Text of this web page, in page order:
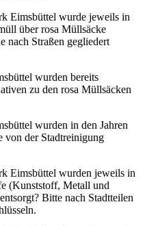
Eimsbüttel wurde jeweils in
über rosa Müllsäcke
nach Straßen gegliedert
wurden bereits
zu den rosa Müllsäcken
wurden in den Jahren
von der Stadtreinigung
Eimsbüttel wurden jeweils in
(Kunststoff, Metall und
Bitte nach Stadtteilen